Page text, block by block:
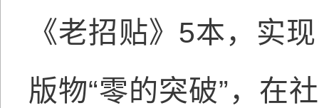
《老招贴》5本，实
版物“零的突破”，在